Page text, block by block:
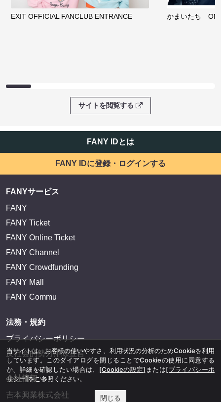
EXIT OFFICIAL FANCLUB ENTRANCE かまいたち
サイトを閲覧する
FANY IDとは
FANY IDに登録・ログインする
FANYサービス
FANY
FANY Ticket
FANY Online Ticket
FANY Channel
FANY Crowdfunding
FANY Mall
FANY Commu
法務・規約
プライバシーポリシー
反社会的勢力排除宣言
会社情報
吉本興業株式会社
当サイトは、お客様の使いやすさ、利用状況の分析のためCookieを利用
しています。このダイアログを閉じることでCookieの使用に同意する
か、詳細を確認したい場合は、 [Cookieの設定] または[プライバシーポ
リシー]をご参照ください。
閉じる